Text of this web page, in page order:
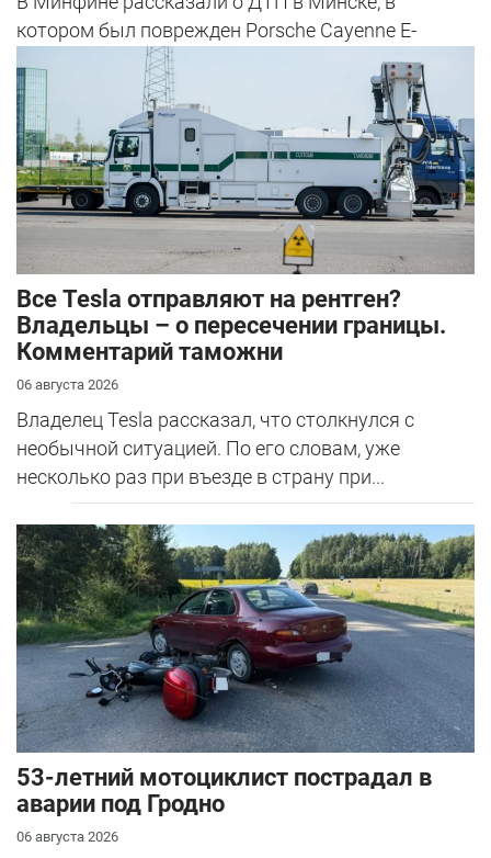
котором был поврежден Porsche Cayenne E-
Все Tesla отправляют на рентген?
Владельцы – о пересечении границы.
Комментарий таможни
06 августа 2026
Владелец Tesla рассказал, что столкнулся с
необычной ситуацией. По его словам, уже
несколько раз при въезде в страну при...
53-летний мотоциклист пострадал в
аварии под Гродно
06 августа 2026